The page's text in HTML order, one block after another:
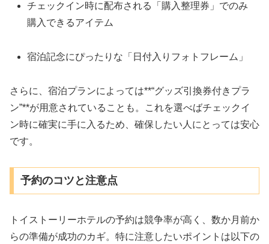
チェックイン時に配布される「購入整理券」でのみ
購入できるアイテム
宿泊記念にぴったりな「日付入りフォトフレーム」
さらに、宿泊プランによっては**“グッズ引換券付きプラ
ン”**が用意されていることも。これを選べばチェックイ
ン時に確実に手に入るため、確保したい人にとっては安心
です。
予約のコツと注意点
トイストーリーホテルの予約は競争率が高く、数か月前か
らの準備が成功のカギ。特に注意したいポイントは以下の